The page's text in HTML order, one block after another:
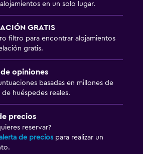
en un solo lugar.
GRATIS
filtro para encontrar alojamientos
gratis.
opiniones
basadas en millones de
huéspedes reales.
precios
reservar?
de precios para realizar un